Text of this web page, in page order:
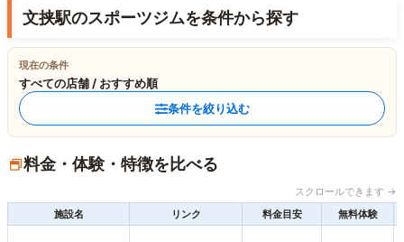
文挟駅のスポーツジムを条件から探す
現在の条件
すべての店舗 / おすすめ順
条件を絞り込む
料金・体験・特徴を比べる
スクロールできます →
施設名
リンク 料金目安 無料体験